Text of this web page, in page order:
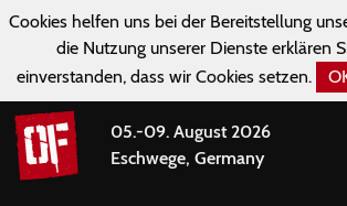
Cookies helfen uns bei der Bereitstellung
die Nutzung unserer Dienste erklären
einverstanden, dass wir Cookies setzen.
05.-09. August 2026
Eschwege, Germany